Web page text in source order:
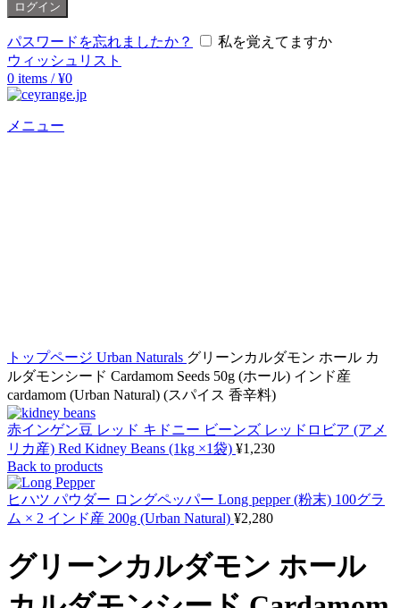
ログイン
パスワードを忘れましたか？
私を覚えてますか
ウィッシュリスト
0 items / ¥0
メニュー
トップページ Urban Naturals グリーンカルダモン ホール カ
ルダモンシード Cardamom Seeds 50g (ホール) インド産
cardamom (Urban Natural) (スパイス 香辛料)
赤インゲン豆 レッド キドニー ビーンズ レッドロビア (アメ
リカ産) Red Kidney Beans (1kg ×1袋) ¥1,230
Back to products
ヒハツ パウダー ロングペッパー Long pepper (粉末) 100グラ
ム × 2 インド産 200g (‎Urban Natural) ¥2,280
グリーンカルダモン ホール